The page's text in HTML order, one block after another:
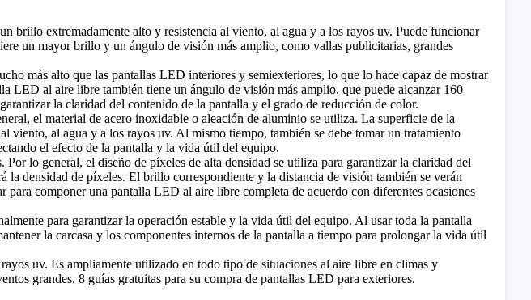
brillo extremadamente alto y resistencia al viento, al agua y a los rayos uv. Puede funcionar
un mayor brillo y un ángulo de visión más amplio, como vallas publicitarias, grandes
más alto que las pantallas LED interiores y semiexteriores, lo que lo hace capaz de mostrar
LED al aire libre también tiene un ángulo de visión más amplio, que puede alcanzar 160
la claridad del contenido de la pantalla y el grado de reducción de color.
el material de acero inoxidable o aleación de aluminio se utiliza. La superficie de la
viento, al agua y a los rayos uv. Al mismo tiempo, también se debe tomar un tratamiento
el efecto de la pantalla y la vida útil del equipo.
lo general, el diseño de píxeles de alta densidad se utiliza para garantizar la claridad del
densidad de píxeles. El brillo correspondiente y la distancia de visión también se verán
componer una pantalla LED al aire libre completa de acuerdo con diferentes ocasiones
para garantizar la operación estable y la vida útil del equipo. Al usar toda la pantalla
la carcasa y los componentes internos de la pantalla a tiempo para prolongar la vida útil
uv. Es ampliamente utilizado en todo tipo de situaciones al aire libre en climas y
grandes. 8 guías gratuitas para su compra de pantallas LED para exteriores.